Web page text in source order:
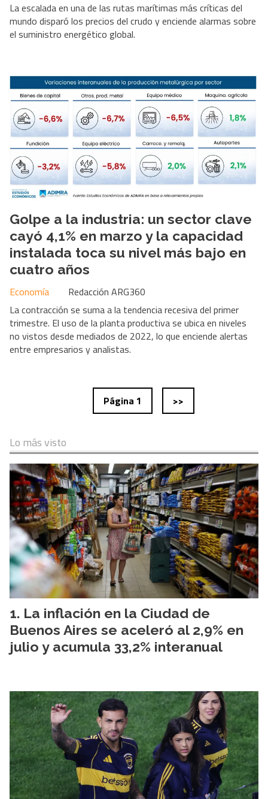
La escalada en una de las rutas marítimas más críticas del
mundo disparó los precios del crudo y enciende alarmas sobre
el suministro energético global.
Golpe a la industria: un sector clave
cayó 4,1% en marzo y la capacidad
instalada toca su nivel más bajo en
cuatro años
Redacción ARG360
Economía
La contracción se suma a la tendencia recesiva del primer
trimestre. El uso de la planta productiva se ubica en niveles
no vistos desde mediados de 2022, lo que enciende alertas
entre empresarios y analistas.
Página 1 >>
Lo más visto
La inflación en la Ciudad de
Buenos Aires se aceleró al 2,9% en
julio y acumula 33,2% interanual